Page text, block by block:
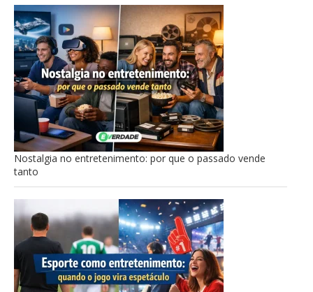
Nostalgia no entretenimento: por que o passado vende
tanto